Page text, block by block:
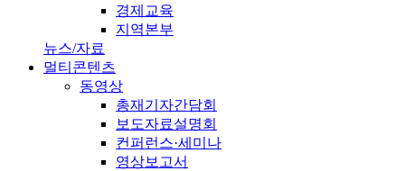
경제교육
지역본부
뉴스/자료
멀티콘텐츠
동영상
총재기자간담회
보도자료설명회
컨퍼런스·세미나
영상보고서